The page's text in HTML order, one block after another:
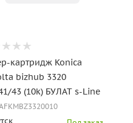
картридж Konica
bizhub 3320
43 (10k) БУЛАТ s-Line